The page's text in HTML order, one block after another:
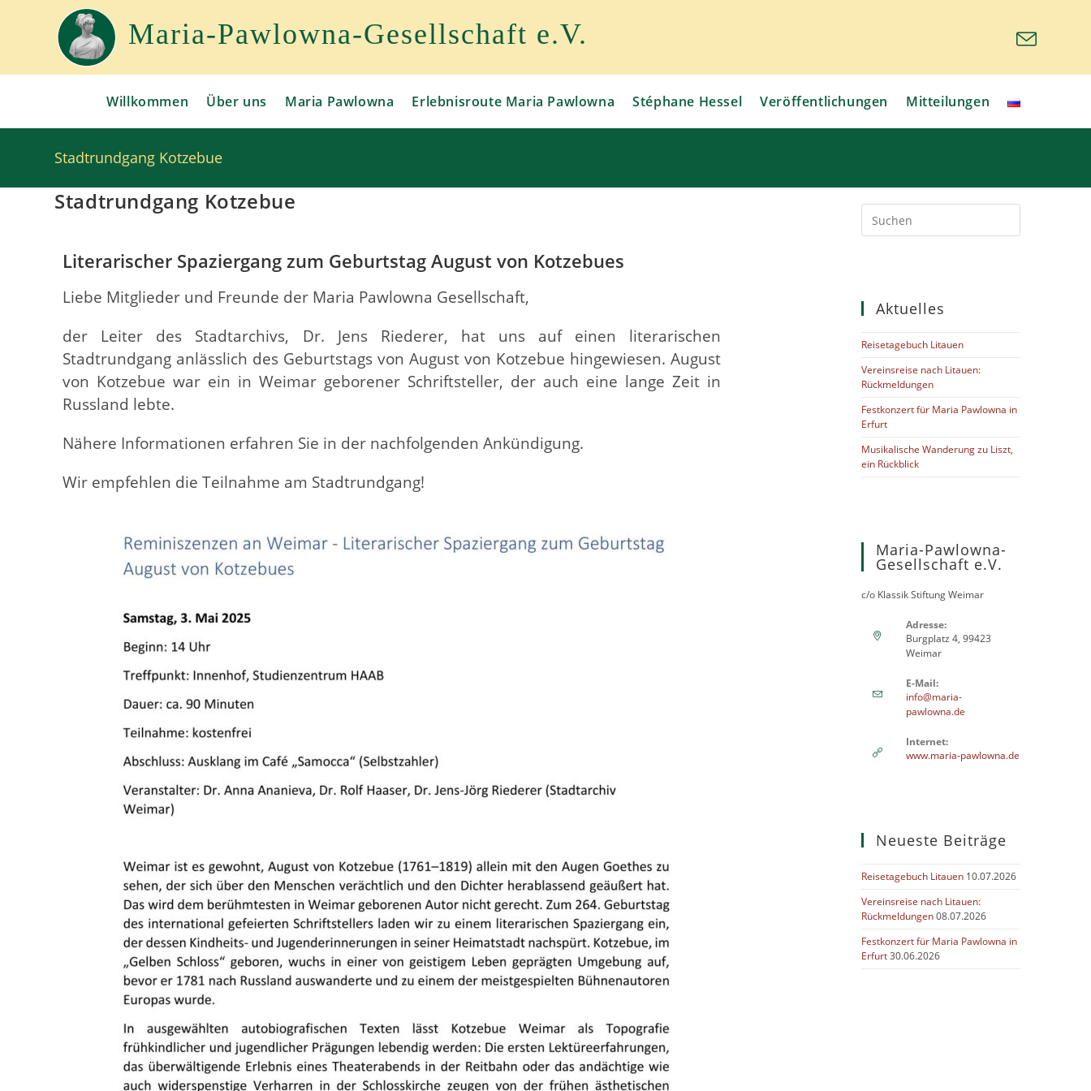
Maria-Pawlowna-Gesellschaft e.V.
Willkommen Über uns Maria Pawlowna Erlebnisroute Maria Pawlowna Stéphane Hessel Veröffentlichungen Mitteilungen
Stadtrundgang Kotzebue
Stadtrundgang Kotzebue
Literarischer Spaziergang zum Geburtstag August von Kotzebues
Liebe Mitglieder und Freunde der Maria Pawlowna Gesellschaft,
der Leiter des Stadtarchivs, Dr. Jens Riederer, hat uns auf einen literarischen
Stadtrundgang anlässlich des Geburtstags von August von Kotzebue hingewiesen. August
von Kotzebue war ein in Weimar geborener Schriftsteller, der auch eine lange Zeit in
Russland lebte.
Nähere Informationen erfahren Sie in der nachfolgenden Ankündigung.
Wir empfehlen die Teilnahme am Stadtrundgang!
Aktuelles
Reisetagebuch Litauen
Vereinsreise nach Litauen:
Rückmeldungen
Festkonzert für Maria Pawlowna in
Erfurt
Musikalische Wanderung zu Liszt,
ein Rückblick
Maria-Pawlowna-
Gesellschaft e.V.
c/o Klassik Stiftung Weimar
Adresse:
Burgplatz 4, 99423
Weimar
E-Mail:
info@maria-
pawlowna.de
Internet:
www.maria-pawlowna.de
Neueste Beiträge
Reisetagebuch Litauen 10.07.2026
Vereinsreise nach Litauen:
Rückmeldungen08.07.2026
Festkonzert für Maria Pawlowna in
Erfurt30.06.2026